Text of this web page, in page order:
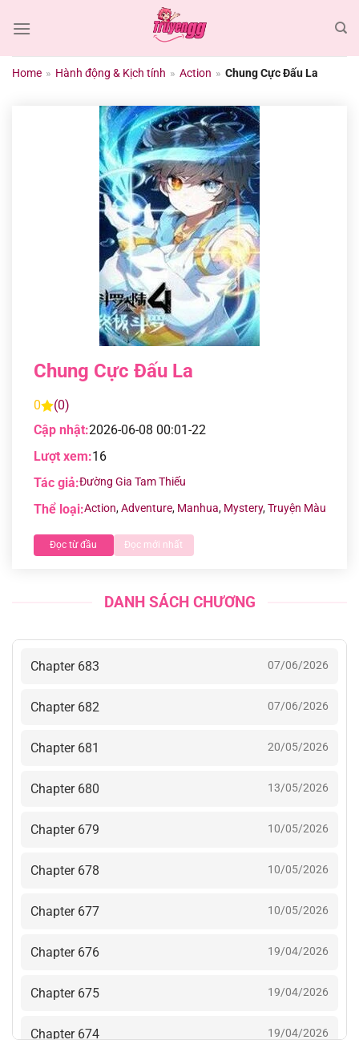
đến
dungHome » Hành động & Kịch tính » Action » Chung Cực Đấu La
Chung Cực Đấu La
0
(0)
Cập nhật:2026-06-08 00:01-22
Lượt xem:16
Tác giả:Đường Gia Tam Thiếu
Thể loại:Action,Adventure, Manhua, Mystery,Truyện Màu
Đọc từ đầu Đọc mới nhất
DANH SÁCH CHƯƠNG
Chapter 683 07/06/2026
Chapter 682 07/06/2026
Chapter 681 20/05/2026
Chapter 680 13/05/2026
Chapter 679 10/05/2026
Chapter 678 10/05/2026
Chapter 677 10/05/2026
Chapter 676 19/04/2026
Chapter 675 19/04/2026
Chapter 674 19/04/2026